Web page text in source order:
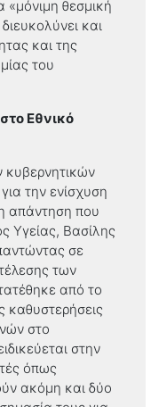
θεσμική
και
και της
του
Εθνικό
κυβερνητικών
την ενίσχυση
απάντηση που
Υγείας, Βασίλης
σε
των
από το
καθυστερήσεις
στο
στην
όπως
ακόμη και δύο